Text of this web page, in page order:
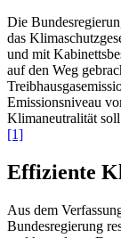
Die
das
und mit
auf den Weg
Emissionsniveau
Klimaneutralität
[1]
Effiziente
Aus dem
Bundesregierung